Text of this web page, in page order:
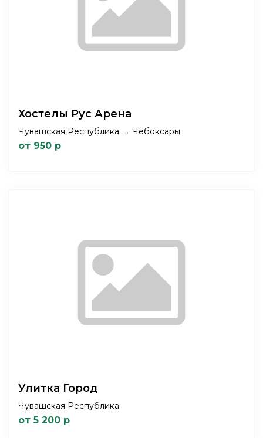
Хостелы Рус Арена
Чувашская Республика → Чебоксары
от 950 р
Улитка Город
Чувашская Республика
от 5 200 р